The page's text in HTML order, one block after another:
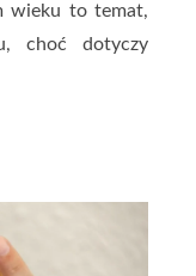
wieku to temat,
choć dotyczy